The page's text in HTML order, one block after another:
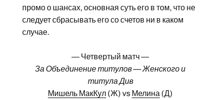
промо о шансах, основная суть его в том, что не
следует сбрасывать его со счетов ни в каком
случае.
— Четвертый матч —
За Объединение титулов — Женского и
титула Див
Мишель МакКул (Ж) vs Мелина (Д)